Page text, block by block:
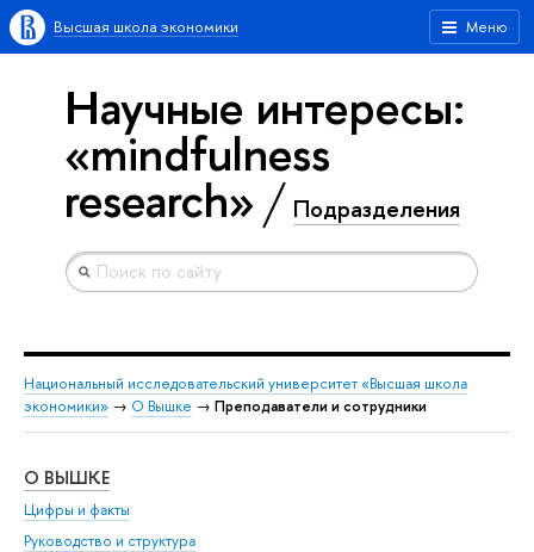
Меню
Высшая школа экономики
Научные интересы:
«mindfulness
research» Подразделения
Национальный исследовательский университет «Высшая школа
экономики» → О Вышке → Преподаватели и сотрудники
О ВЫШКЕ
Цифры и факты
Руководство и структура